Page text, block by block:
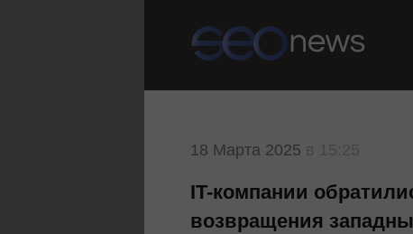
18 Марта 2025
IT-компании
возвращения